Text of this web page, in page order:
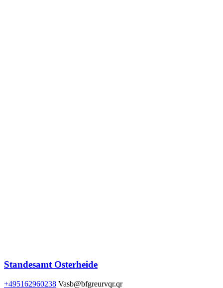
Standesamt Osterheide
+495162960238 Vasb@bfgreurvqr.qr